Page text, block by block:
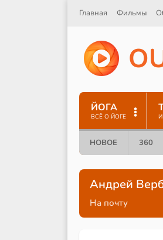
Главная Фильмы
O
ЙОГА
ВСЁ О ЙОГЕ
НОВОЕ 360
Андрей
На почту